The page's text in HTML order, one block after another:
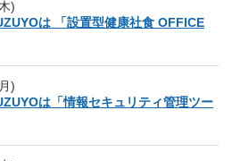
)
は 「設置型健康社食 OFFICE
)
は「情報セキュリティ管理ツー